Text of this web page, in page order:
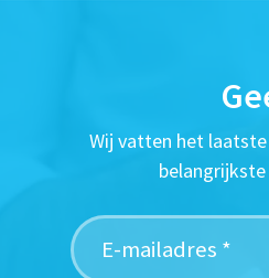
Wij vatten het